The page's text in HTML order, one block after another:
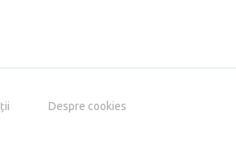
Despre cookies